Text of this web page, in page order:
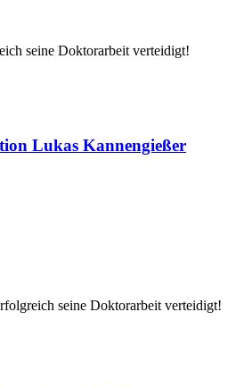
seine Doktorarbeit verteidigt!
Lukas Kannengießer
seine Doktorarbeit verteidigt!